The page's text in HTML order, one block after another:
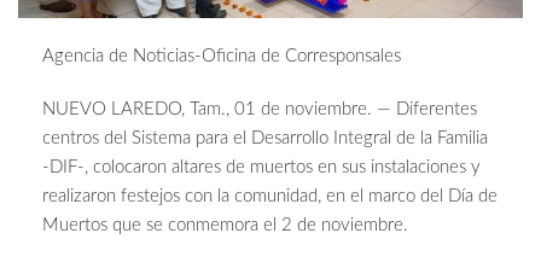
Agencia de Noticias-Oficina de Corresponsales
NUEVO LAREDO, Tam., 01 de noviembre. — Diferentes
centros del Sistema para el Desarrollo Integral de la Familia
-DIF-, colocaron altares de muertos en sus instalaciones y
realizaron festejos con la comunidad, en el marco del Día de
Muertos que se conmemora el 2 de noviembre.